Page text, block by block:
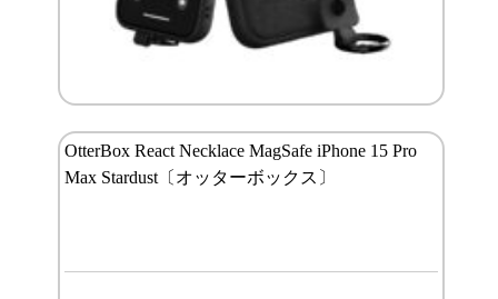
OtterBox React Necklace MagSafe iPhone 15 Pro
Max Stardust〔オッターボックス〕